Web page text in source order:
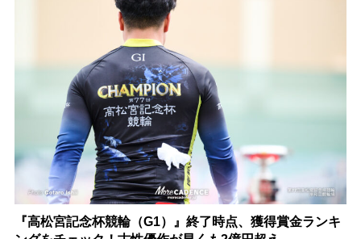
『高松宮記念杯競輪（G1）』終了時点、獲得賞金ランキ